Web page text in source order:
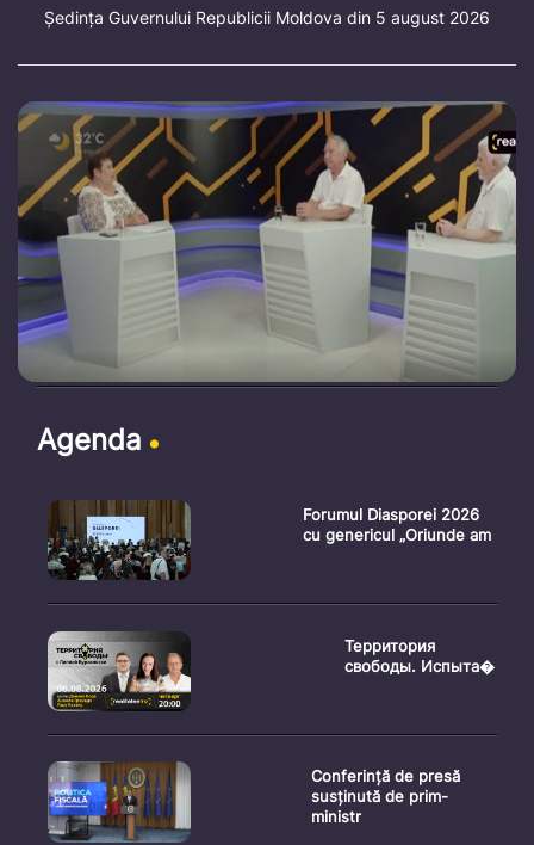
Ședința Guvernului Republicii Moldova din 5 august 2026
Agenda
Forumul Diasporei 2026
cu genericul „Oriunde am
Территория
свободы. Испыта�
Conferință de presă
susținută de prim-
ministr